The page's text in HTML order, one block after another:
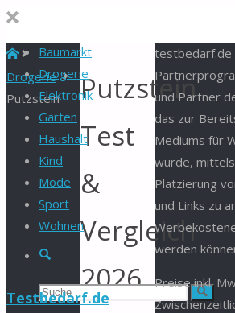
Baumarkt
Drogerie
Elektronik
Garten
Haushalt
Kind
Mode
Sport
Wohnen
Suche
Suchen Suche
Testbedarf.de
Start
Drogerie
Putzstein
Putzstein
Test
&
Vergleich
2026
testbedarf.de
und Partner
das zur
Mediums für
wurde,
Platzierung
und Links zu
werden
Preise inkl.